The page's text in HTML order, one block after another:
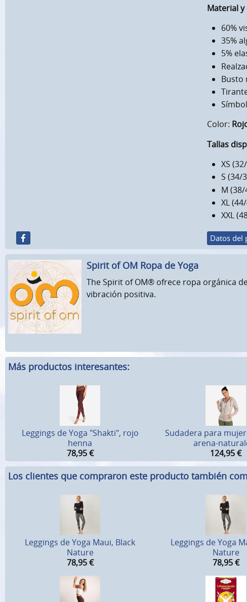
Material
60%
35%
5%
Busto
Color:
Tallas
XS
S (34/
M (38/
XL
XXL
Datos del
Spirit of OM Ropa de Yoga
The Spirit of OM® ofrece ropa orgánica
vibración positiva.
Más productos interesantes:
Leggings de Yoga "Shakti", rojo
henna
78,95 €
Sudadera para
arena-
124,95€
Los clientes que compraron este producto también
Leggings de Yoga Maui, Black
Nature
78,95 €
Leggings de Yoga
Nature
78,95 €